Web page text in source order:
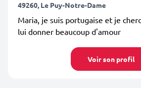
49260, Le Puy-Notre-Dame
Maria, je suis portugaise et je
lui donner beaucoup d'amour
Voir son profil